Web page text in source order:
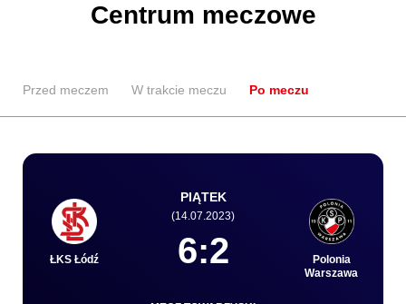
Biznes
Dla mediów
Kibice
Centrum meczowe
Przed meczem W trakcie meczu Po meczu
ŁKS Łódź
PIĄTEK
(14.07.2023)
6:2
Polonia
Warszawa